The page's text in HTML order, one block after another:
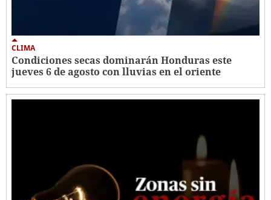
CLIMA
Condiciones secas dominarán Honduras este
jueves 6 de agosto con lluvias en el oriente